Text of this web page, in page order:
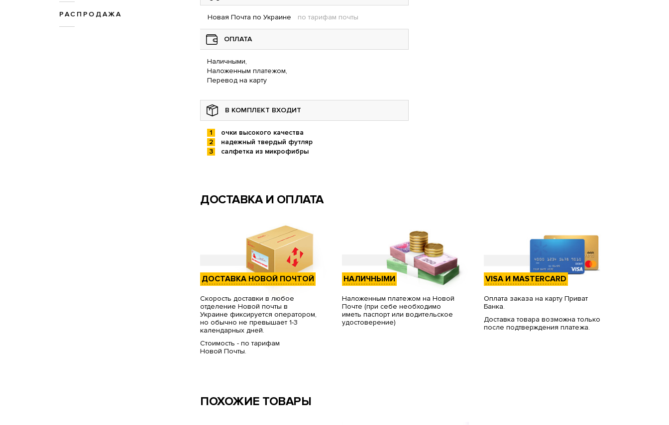
РАСПРОДАЖА Новая Почта по Украине по тарифам почты
ОПЛАТА
Наличными,
Наложенным платежом,
Перевод на карту
В КОМПЛЕКТ ВХОДИТ
очки высокого качества
надежный твердый футляр
салфетка из микрофибры
ДОСТАВКА И ОПЛАТА
ДОСТАВКА НОВОЙ ПОЧТОЙ
Скорость доставки в любое
отделение Новой почты в
Украине фиксируется оператором,
но обычно не превышает 1-3
календарных дней.
Стоимость - по тарифам
Новой Почты.
НАЛИЧНЫМИ
Наложенным платежом на Новой
Почте (при себе необходимо
иметь паспорт или водительское
удостоверение)
VISA И MASTERCARD
Оплата заказа на карту Приват
Банка.
Доставка товара возможна только
после подтверждения платежа.
ПОХОЖИЕ ТОВАРЫ